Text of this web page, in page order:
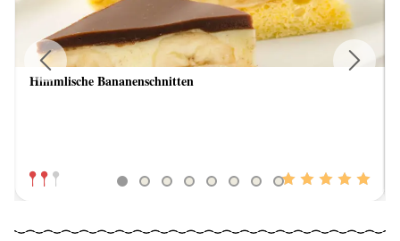
Himmlische Bananenschnitten
Previous